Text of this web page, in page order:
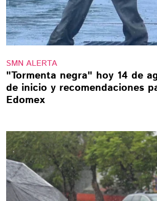
SMN ALERTA
"Tormenta negra" hoy 14 de
de inicio y recomendaciones
Edomex